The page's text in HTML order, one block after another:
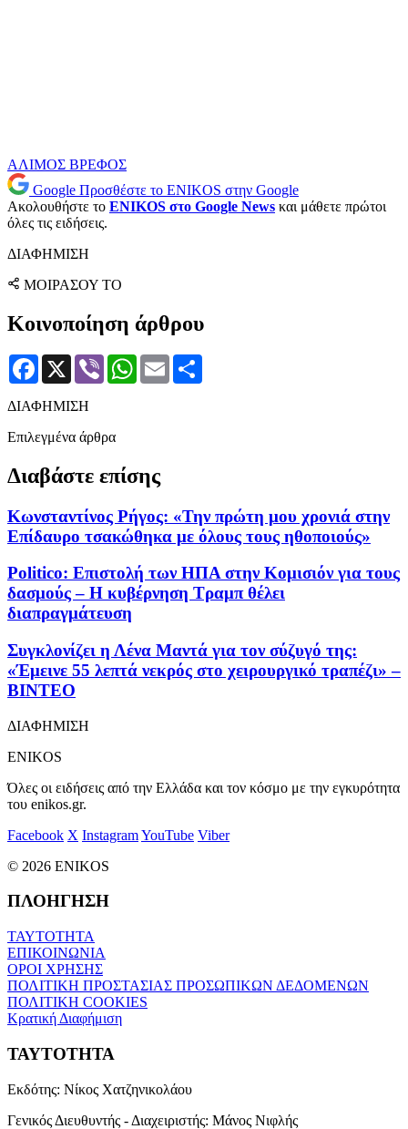
ΑΛΙΜΟΣ ΒΡΕΦΟΣ
Google Προσθέστε το ENIKOS στην Google
Ακολουθήστε το ENIKOS στο Google News και μάθετε πρώτοι
όλες τις ειδήσεις.
ΔΙΑΦΗΜΙΣΗ
ΜΟΙΡΑΣΟΥ ΤΟ
Κοινοποίηση άρθρου
Facebook
X Viber WhatsApp
Email
ΔΙΑΦΗΜΙΣΗ
Επιλεγμένα άρθρα
Διαβάστε επίσης
Κωνσταντίνος Ρήγος: «Την πρώτη μου χρονιά στην
Επίδαυρο τσακώθηκα με όλους τους ηθοποιούς»
Politico: Επιστολή των ΗΠΑ στην Κομισιόν για τους
δασμούς – Η κυβέρνηση Τραμπ θέλει
διαπραγμάτευση
Συγκλονίζει η Λένα Μαντά για τον σύζυγό της:
«Έμεινε 55 λεπτά νεκρός στο χειρουργικό τραπέζι» –
ΒΙΝΤΕΟ
ΔΙΑΦΗΜΙΣΗ
ENIKOS
Όλες οι ειδήσεις από την Ελλάδα και τον κόσμο με την εγκυρότητα
του enikos.gr.
Facebook X InstagramYouTube Viber
© 2026 ENIKOS
ΠΛΟΗΓΗΣΗ
ΤΑΥΤΟΤΗΤΑ
ΕΠΙΚΟΙΝΩΝΙΑ
ΟΡΟΙ ΧΡΗΣΗΣ
ΠΟΛΙΤΙΚΗ ΠΡΟΣΤΑΣΙΑΣ ΠΡΟΣΩΠΙΚΩΝ ΔΕΔΟΜΕΝΩΝ
ΠΟΛΙΤΙΚΗ COOKIES
Κρατική Διαφήμιση
ΤΑΥΤΟΤΗΤΑ
Εκδότης: Νίκος Χατζηνικολάου
Γενικός Διευθυντής - Διαχειριστής: Μάνος Νιφλής